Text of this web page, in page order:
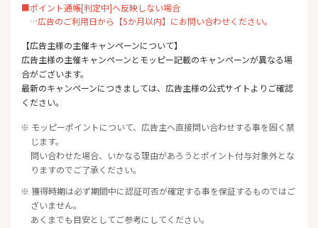
■ポイント通帳[判定中]へ反映しない場合
…広告のご利用日から【5か月以内】にお問い合わせください。
【広告主様の主催キャンペーンについて】
広告主様の主催キャンペーンとモッピー記載のキャンペーンが異なる場
合がございます。
最新のキャンペーンにつきましては、広告主様の公式サイトよりご確認
ください。
※ モッピーポイントについて、広告主へ直接問い合わせする事を固く禁
じます。
問い合わせた場合、いかなる理由があろうとポイント付与対象外とな
りますのでご了承ください。
※ 獲得時期は必ず期間中に認証可否が確定する事を保証するものではご
ざいません。
あくまでも目安としてご参考にしてください。